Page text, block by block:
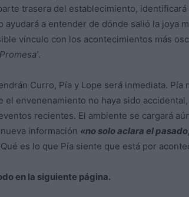
trasera del establecimiento, identificará
ayudará a entender de dónde salió la joya
vínculo con los acontecimientos más
.
Curro, Pía y Lope será inmediata.
el envenenamiento no haya sido
recientes. El ambiente se cargará
información «no solo aclara el
es lo que Pía siente que está por
en la siguiente página.